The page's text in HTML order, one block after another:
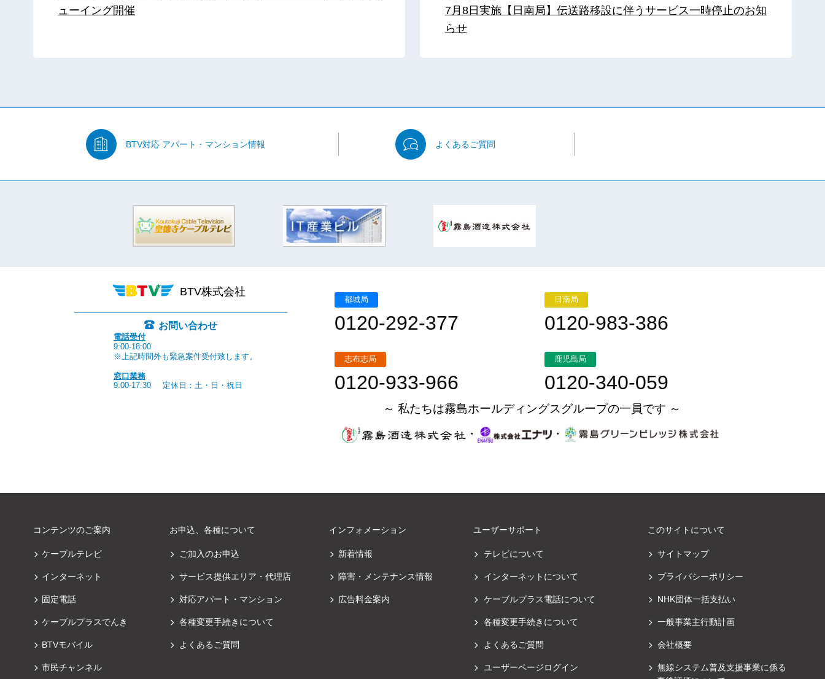
ューイング開催
7月8日実施【日南局】伝送路移設に伴うサービス一時停止のお知
らせ
BTV対応 アパート・マンション情報 よくあるご質問
BTV株式会社
お問い合わせ
電話受付
9:00-18:00
※上記時間外も緊急案件受付致します。
窓口業務
9:00-17:30
定休日：土・日・祝日
都城局
0120-292-377
日南局
0120-983-386
志布志局
0120-933-966
鹿児島局
0120-340-059
～ 私たちは霧島ホールディングスグループの一員です ～
・
・
コンテンツのご案内
ケーブルテレビ
インターネット
固定電話
ケーブルプラスでんき
BTVモバイル
市民チャンネル
お申込、各種について
ご加入のお申込
サービス提供エリア・代理店
対応アパート・マンション
各種変更手続きについて
よくあるご質問
インフォメーション
新着情報
障害・メンテナンス情報
広告料金案内
ユーザーサポート
テレビについて
インターネットについて
ケーブルプラス電話について
各種変更手続きについて
よくあるご質問
ユーザーページログイン
このサイトについて
サイトマップ
プライバシーポリシー
NHK団体一括支払い
一般事業主行動計画
会社概要
無線システム普及支援事業に係る